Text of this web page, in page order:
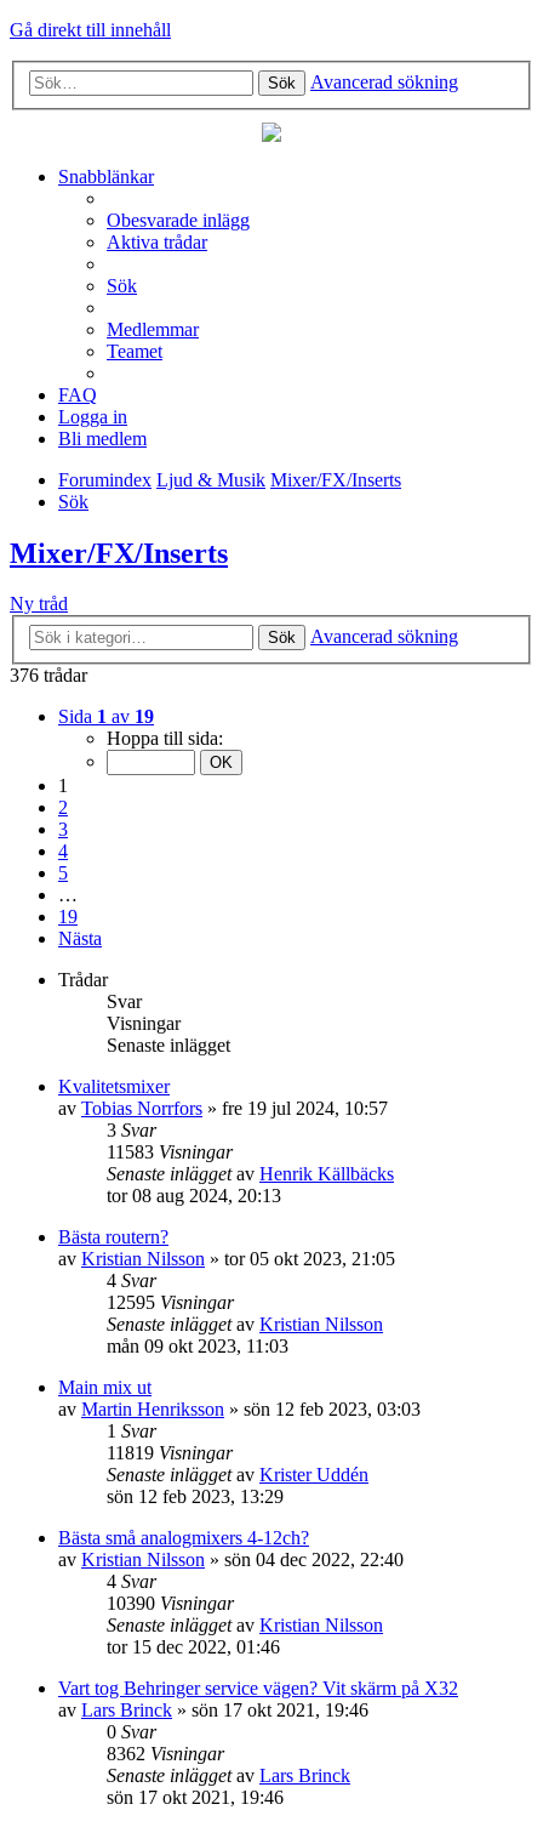
Gå direkt till innehåll
Sök Avancerad sökning
Snabblänkar
Obesvarade inlägg
Aktiva trådar
Sök
Medlemmar
Teamet
FAQ
Logga in
Bli medlem
Forumindex Ljud & Musik Mixer/FX/Inserts
Sök
Mixer/FX/Inserts
Ny tråd
Sök
Avancerad sökning
376 trådar
Sida 1 av 19
Hoppa till sida:
1
2
3
4
5
…
19
Nästa
Trådar
Svar
Visningar
Senaste inlägget
Kvalitetsmixer
av Tobias Norrfors » fre 19 jul 2024, 10:57
3 Svar
11583 Visningar
Senaste inläggetav Henrik Källbäcks
tor 08 aug 2024, 20:13
Bästa routern?
av Kristian Nilsson » tor 05 okt 2023, 21:05
4 Svar
12595 Visningar
Senaste inläggetav Kristian Nilsson
mån 09 okt 2023, 11:03
Main mix ut
av Martin Henriksson » sön 12 feb 2023, 03:03
1 Svar
11819 Visningar
Senaste inläggetav Krister Uddén
sön 12 feb 2023, 13:29
Bästa små analogmixers 4-12ch?
av Kristian Nilsson » sön 04 dec 2022, 22:40
4 Svar
10390 Visningar
Senaste inläggetav Kristian Nilsson
tor 15 dec 2022, 01:46
Vart tog Behringer service vägen? Vit skärm på X32
av Lars Brinck » sön 17 okt 2021, 19:46
0 Svar
8362 Visningar
Senaste inläggetav Lars Brinck
sön 17 okt 2021, 19:46